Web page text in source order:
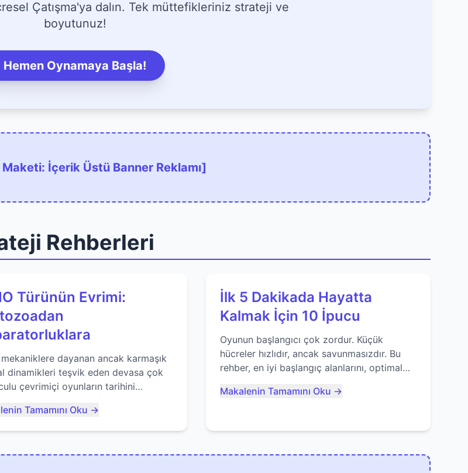
Çatışma'ya dalın. Tek müttefikleriniz strateji ve
boyutunuz!
Hemen Oynamaya Başla!
Maketi: İçerik Üstü Banner Reklamı]
Rehberleri
Türünün Evrimi:
dayanan ancak karmaşık
dinamikleri teşvik eden devasa çok
çevrimiçi oyunların tarihini
Tamamını Oku →
İlk 5 Dakikada Hayatta
Kalmak İçin 10 İpucu
Oyunun başlangıcı çok zordur. Küçük
hücreler hızlıdır, ancak savunmasızdır. Bu
rehber, en iyi başlangıç alanlarını, optimal
olmaktan nasıl kaçınacağınızı anlatıyor...
Makalenin Tamamını Oku →